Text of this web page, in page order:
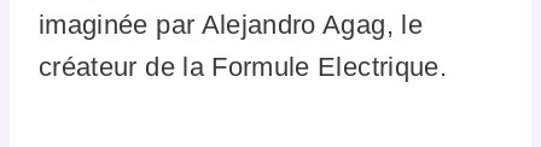
imaginée par Alejandro Agag, le
créateur de la Formule Electrique.